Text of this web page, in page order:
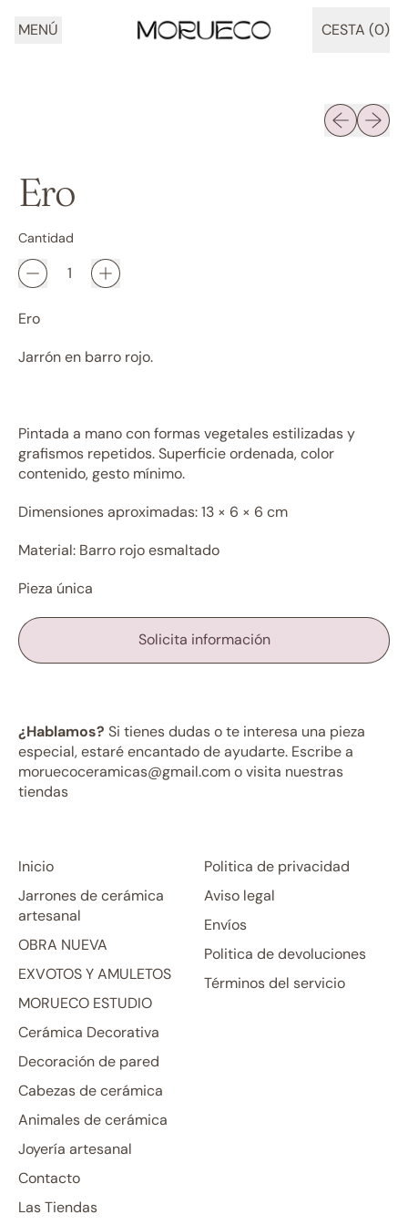
MENÚ CESTA (0)
ARTÍCULOS
Diapositiva
Ero
Cantidad
Ero
Jarrón en barro rojo.
Pintada a mano con formas vegetales estilizadas y
grafismos repetidos. Superficie ordenada, color
contenido, gesto mínimo.
Dimensiones aproximadas: 13 × 6 × 6 cm
Material: Barro rojo esmaltado
Pieza única
Solicita información
¿Hablamos? Si tienes dudas o te interesa una pieza
especial, estaré encantado de ayudarte. Escribe a
moruecoceramicas@gmail.com o visita nuestras
tiendas
Inicio
Jarrones de cerámica
artesanal
OBRA NUEVA
EXVOTOS Y AMULETOS
MORUECO ESTUDIO
Cerámica Decorativa
Decoración de pared
Cabezas de cerámica
Animales de cerámica
Joyería artesanal
Contacto
Las Tiendas
Politica de privacidad
Aviso legal
Envíos
Politica de devoluciones
Términos del servicio